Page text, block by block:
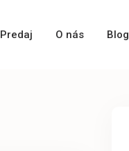
Predaj O nás Blog